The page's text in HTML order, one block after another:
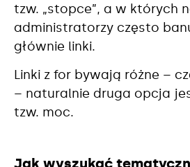
tzw. „stopce”, a w których
administratorzy często
głównie linki.
Linki z for bywają różne –
– naturalnie druga opcja
tzw. moc.
Jak wyszukać